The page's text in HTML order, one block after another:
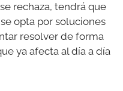
rechaza, tendrá que
opta por soluciones
resolver de forma
ya afecta al día a día